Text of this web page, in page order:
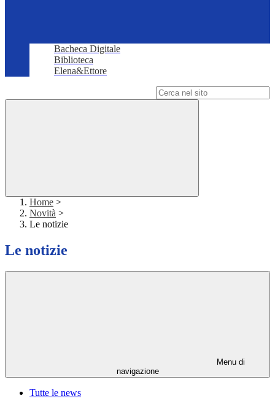
Bacheca Digitale
Biblioteca
Elena&Ettore
Home >
Novità >
Le notizie
Le notizie
Menu di
navigazione
Tutte le news